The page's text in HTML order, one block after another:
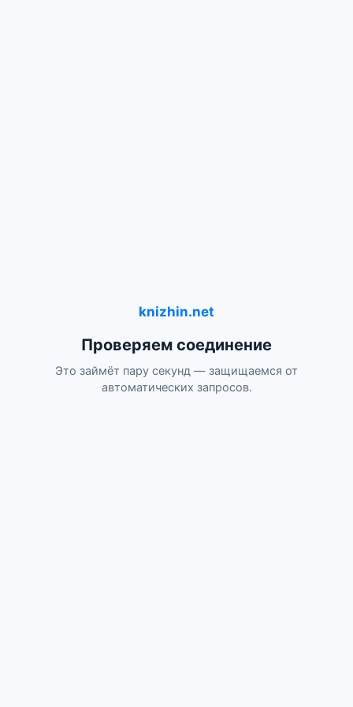
knizhin.net
Проверяем соединение
Это займёт пару секунд — защищаемся от
автоматических запросов.